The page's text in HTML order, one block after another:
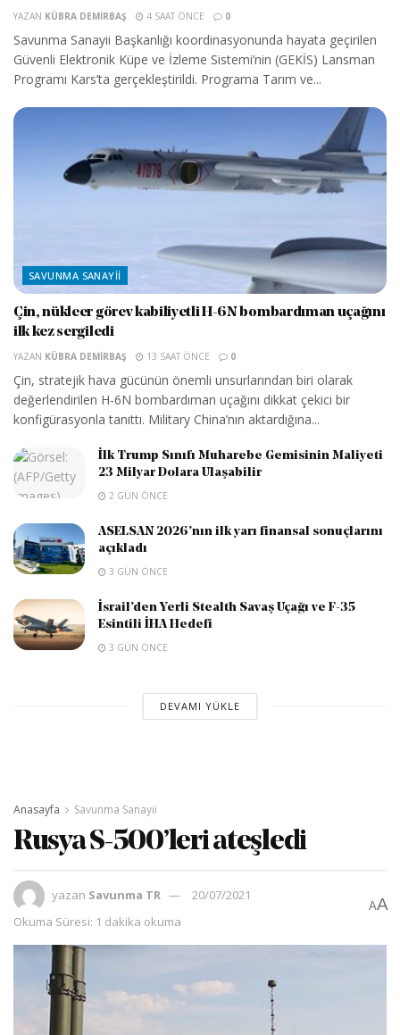
YAZAN KÜBRA DEMIRBAŞ 4 SAAT ÖNCE 0
Savunma Sanayii Başkanlığı koordinasyonunda hayata geçirilen
Güvenli Elektronik Küpe ve İzleme Sistemi’nin (GEKİS) Lansman
Programı Kars’ta gerçekleştirildi. Programa Tarım ve...
SAVUNMA SANAYII
Çin, nükleer görev kabiliyetli H-6N bombardıman uçağını
ilk kez sergiledi
YAZAN KÜBRA DEMIRBAŞ 13 SAAT ÖNCE 0
Çin, stratejik hava gücünün önemli unsurlarından biri olarak
değerlendirilen H-6N bombardıman uçağını dikkat çekici bir
konfigürasyonla tanıttı. Military China’nın aktardığına...
İlk Trump Sınıfı Muharebe Gemisinin Maliyeti
23 Milyar Dolara Ulaşabilir
2 GÜN ÖNCE
ASELSAN 2026’nın ilk yarı finansal sonuçlarını
açıkladı
3 GÜN ÖNCE
İsrail’den Yerli Stealth Savaş Uçağı ve F-35
Esintili İHA Hedefi
3 GÜN ÖNCE
DEVAMI YÜKLE
Anasayfa Savunma Sanayii
Rusya S-500’leri ateşledi
yazan Savunma TR
20/07/2021
Okuma Süresi: 1 dakika okuma
AA